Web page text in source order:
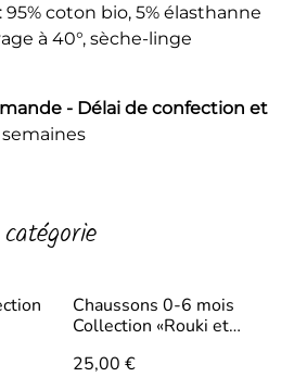
: 95% coton bio, 5% élasthanne
à 40°, sèche-linge
- Délai de confection et
semaines
Chaussons 0-6 mois
Collection «Rouki et
25,00 €